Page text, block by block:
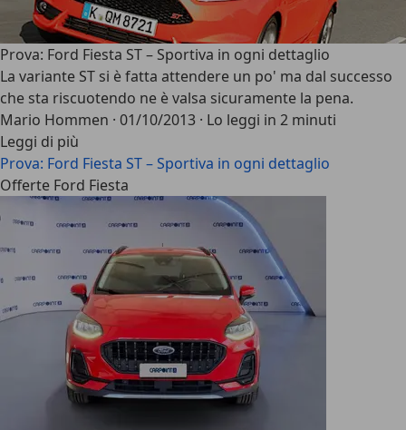
Prova: Ford Fiesta ST – Sportiva in ogni dettaglio
La variante ST si è fatta attendere un po' ma dal successo
che sta riscuotendo ne è valsa sicuramente la pena.
Mario Hommen · 01/10/2013 · Lo leggi in 2 minuti
Leggi di più
Prova: Ford Fiesta ST – Sportiva in ogni dettaglio
Offerte Ford Fiesta